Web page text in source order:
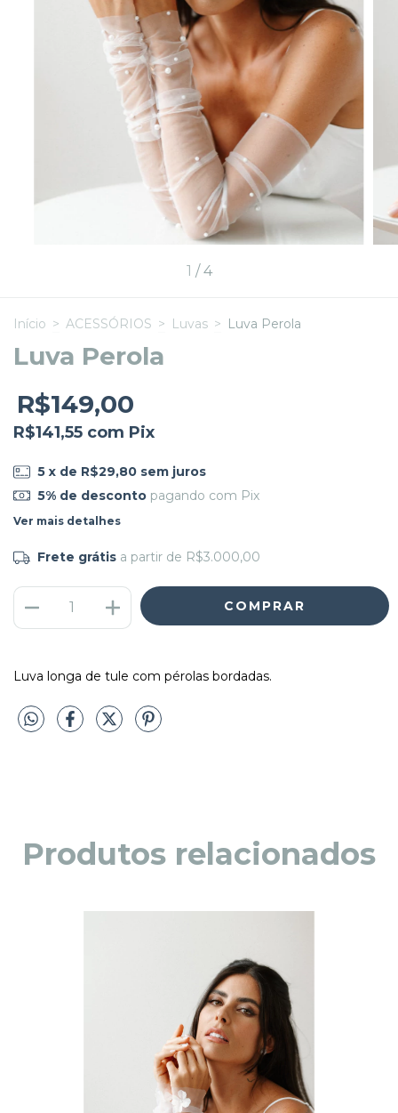
1 /4
Início > ACESSÓRIOS > Luvas > Luva Perola
Luva Perola
R$149,00
R$141,55 com Pix
5 x de R$29,80 sem juros
5% de descontopagando com Pix
Ver mais detalhes
Frete grátis a partir de R$3.000,00
Luva longa de tule com pérolas bordadas.
Produtos relacionados